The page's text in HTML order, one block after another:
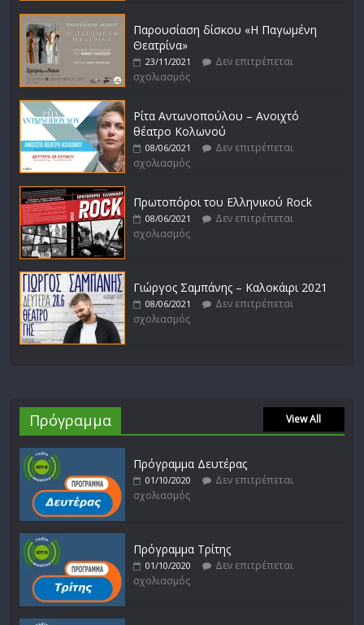
Παρουσίαση δίσκου «Η Παγωμένη
Θεατρίνα»
23/11/2021
Δεν επιτρέπεται
σχολιασμός
Ρίτα Αντωνοπούλου – Ανοιχτό
θέατρο Κολωνού
08/06/2021
Δεν επιτρέπεται
σχολιασμός
Πρωτοπόροι του Ελληνικού Rock
08/06/2021
Δεν επιτρέπεται
σχολιασμός
Γιώργος Σαμπάνης – Καλοκάιρι 2021
08/06/2021
Δεν επιτρέπεται
σχολιασμός
Πρόγραμμα View All
Πρόγραμμα Δευτέρας
01/10/2020
Δεν επιτρέπεται
σχολιασμός
Πρόγραμμα Τρίτης
01/10/2020
Δεν επιτρέπεται
σχολιασμός